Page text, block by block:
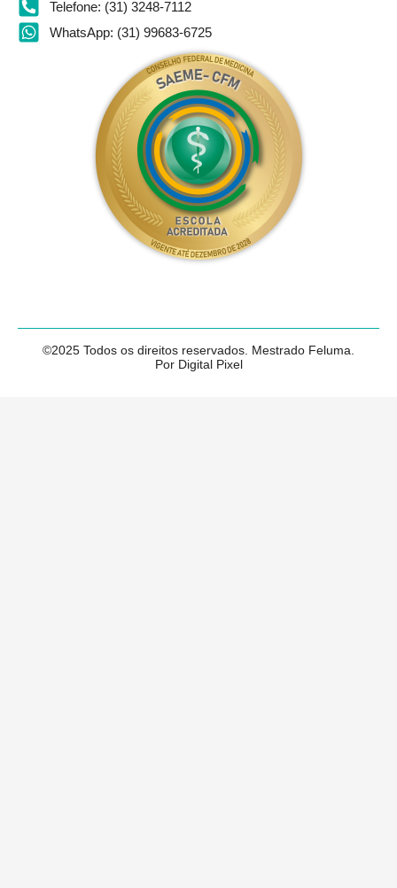
Telefone: (31) 3248-7112
WhatsApp: (31) 99683-6725
©2025 Todos os direitos reservados. Mestrado Feluma.
Por Digital Pixel